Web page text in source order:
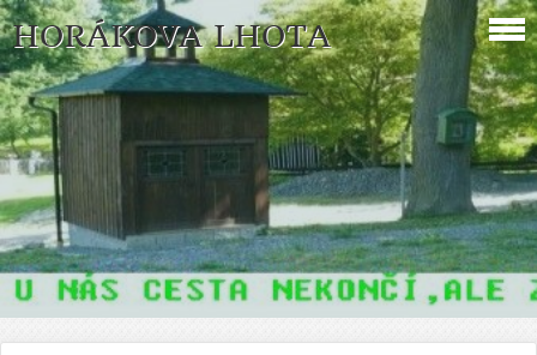
HORÁKOVA LHOTA